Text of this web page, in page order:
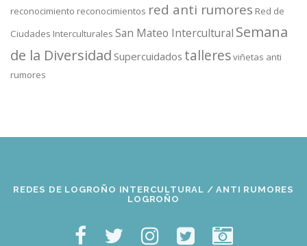
reconocimiento reconocimientos red anti rumores Red de
Ciudades Interculturales San Mateo Intercultural Semana
de la Diversidad Supercuidados talleresviñetas anti
rumores
REDES DE LOGROÑO INTERCULTURAL / ANTI RUMORES
LOGROÑO